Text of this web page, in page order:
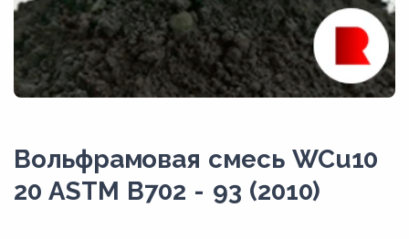
Вольфрамовая смесь WCu10
20 ASTM B702 - 93 (2010)